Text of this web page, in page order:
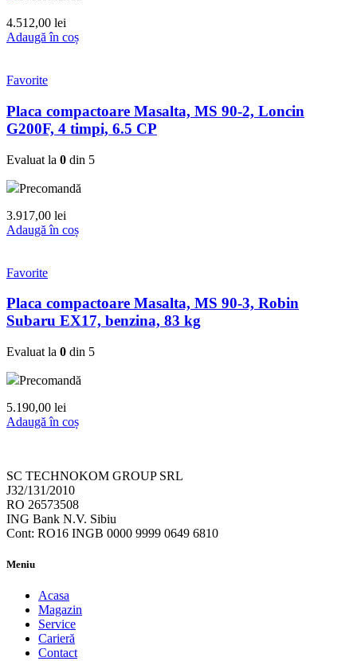
4.512,00 lei
Adaugă în coș
Favorite
Placa compactoare Masalta, MS 90-2, Loncin
G200F, 4 timpi, 6.5 CP
Evaluat la 0 din 5
Precomandă
3.917,00 lei
Adaugă în coș
Favorite
Placa compactoare Masalta, MS 90-3, Robin
Subaru EX17, benzina, 83 kg
Evaluat la 0 din 5
Precomandă
5.190,00 lei
Adaugă în coș
SC TECHNOKOM GROUP SRL
J32/131/2010
RO 26573508
ING Bank N.V. Sibiu
Cont: RO16 INGB 0000 9999 0649 6810
Meniu
Acasa
Magazin
Service
Carieră
Contact